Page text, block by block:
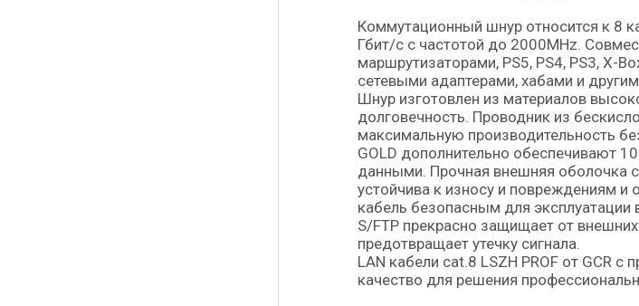
Коммутационный шнур относится к 8
Гбит/с с частотой до 2000MHz.
маршрутизаторами, PS5, PS4, PS3, X-
сетевыми адаптерами, хабами и
Шнур изготовлен из материалов
долговечность. Проводник из
максимальную производительность
GOLD дополнительно обеспечивают
данными. Прочная внешняя оболочка
устойчива к износу и повреждениям и
кабель безопасным для
S/FTP прекрасно защищает от
предотвращает утечку сигнала.
LAN кабели cat.8 LSZH PROF от GCR
качество для решения